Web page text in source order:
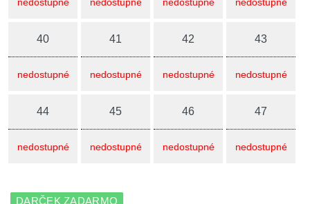
40
nedostupné
41
nedostupné
42
nedostupné
43
nedostupné
44
nedostupné
45
nedostupné
46
nedostupné
47
nedostupné
DARČEK ZADARMO